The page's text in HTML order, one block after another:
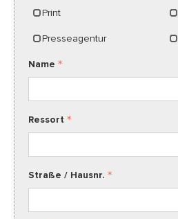
Print
Presseagentur
Name
Ressort
Straße / Hausnr.